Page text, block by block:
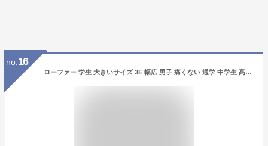
no. 16
ローファー 学生 大きいサイズ 3E 幅広 男子 痛くない 通学 中学生 高校生 靴 制服 歩きやすい 滑りにくい 学生靴 メンズ 黒 スクール ブラック 小さいサイズ 24.5-30cm 28cm 28.5cm 29cm No.2661 AAA+ サンエープラス